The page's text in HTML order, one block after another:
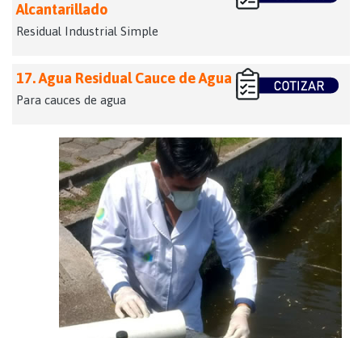
Alcantarillado
Residual Industrial Simple
• Aceites y Grasas
• Coliformes Fecales
OxÃ­geno (DBO5)
• Demanda QuÃ­mica de
OxÃ­geno (DQO)
• Hidrocarburos Totales
de PetrÃ³leo
• NitrÃ³geno Total
• OxÃ­geno Disuelto
SaturaciÃ³n
• SÃ³lidos Suspendidos
Totales (SST)
17. Agua Residual Cauce de Agua
Para cauces de agua
• Aceites y Grasas
• Demanda BioquÃ­mica de
OxÃ­geno (DBO5)
• Hidrocarburos Totales
de PetrÃ³leo
• SÃ³lidos Suspendidos
Totales (SST)
• Potencial de HidrÃ³geno
• Compuestos fenÃ³licos